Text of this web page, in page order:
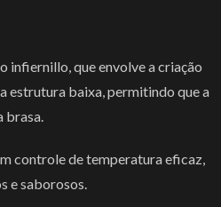
infiernillo, que envolve a criação
estrutura baixa, permitindo que a
brasa.
controle de temperatura eficaz,
e saborosos.